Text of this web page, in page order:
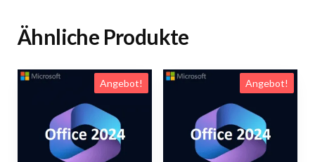
Ähnliche Produkte
Angebot! Angebot!